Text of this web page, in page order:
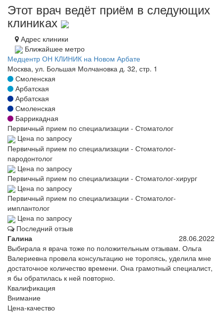
Этот врач ведёт приём в следующих
клиниках
Адрес клиники
Ближайшее метро
Медцентр ОН КЛИНИК на Новом Арбате
Москва, ул. Большая Молчановка д. 32, стр. 1
Смоленская
Арбатская
Арбатская
Смоленская
Баррикадная
Первичный прием по специализации - Стоматолог
Цена по запросу
Первичный прием по специализации - Стоматолог-
пародонтолог
Цена по запросу
Первичный прием по специализации - Стоматолог-хирург
Цена по запросу
Первичный прием по специализации - Стоматолог-
имплантолог
Цена по запросу
Последний отзыв
Галина
28.06.2022
Выбирала я врача тоже по положительным отзывам. Ольга
Валериевна провела консультацию не торопясь, уделила мне
достаточное количество времени. Она грамотный специалист,
я бы обратилась к ней повторно.
Квалификация
Внимание
Цена-качество